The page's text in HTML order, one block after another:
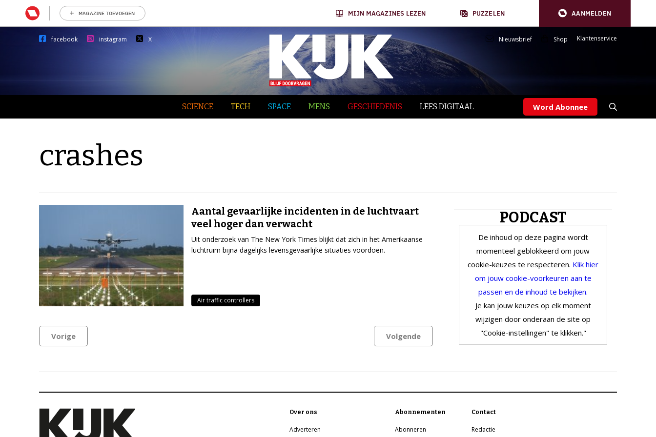
MAGAZINE TOEVOEGEN MIJN MAGAZINES LEZEN PUZZELEN AANMELDEN
facebook instagram X Nieuwsbrief Shop Klantenservice
SCIENCE TECH SPACE MENS GESCHIEDENIS LEES DIGITAAL Word Abonnee
crashes
Aantal gevaarlijke incidenten in de luchtvaart
veel hoger dan verwacht
Uit onderzoek van The New York Times blijkt dat zich in het Amerikaanse
luchtruim bijna dagelijks levensgevaarlijke situaties voordoen.
Air traffic controllers
Vorige Volgende
PODCAST
De inhoud op deze pagina wordt
momenteel geblokkeerd om jouw
cookie-keuzes te respecteren. Klik hier
om jouw cookie-voorkeuren aan te
passen en de inhoud te bekijken.
Je kan jouw keuzes op elk moment
wijzigen door onderaan de site op
"Cookie-instellingen" te klikken."
Over ons
Adverteren
Abonnementen
Abonneren
Contact
Redactie